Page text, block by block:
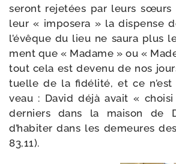
seront reje­tées par leurs sœurs
leur « impo­se­ra » la dis­pense
l’évêque du lieu ne sau­ra plus
ment que « Madame » ou «
tout cela est deve­nu de nos
tuelle de la fidé­li­té, et ce
veau : David déjà avait «
der­niers dans la mai­son de
d’habiter dans les demeures
83,11).